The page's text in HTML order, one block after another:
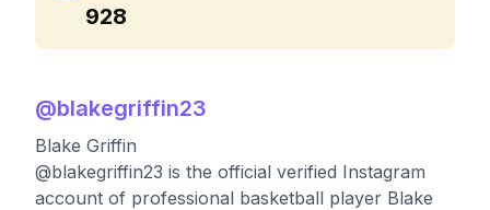
928
@blakegriffin23
Blake Griffin
@blakegriffin23 is the official verified Instagram
account of professional basketball player Blake